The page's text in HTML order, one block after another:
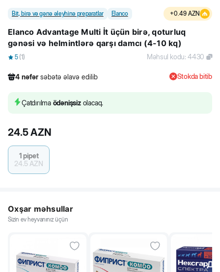
Bit, birə və gənə əleyhinə preparatlar Elanco +0.49 AZN
Elanco Advantage Multi İt üçün birə, qoturluq
gənəsi və helmintlərə qarşı damcı (4-10 kq)
5 (1) Məhsul kodu:4430
4 nəfər səbətə əlavə edilib
24 nəfər məhsulu alıb
Stokda bitib
Çatdırılma ödənişsizolacaq.
24.5AZN
1 pipet
24.5 AZN
Oxşar məhsullar
Sizin ev heyvanınız üçün